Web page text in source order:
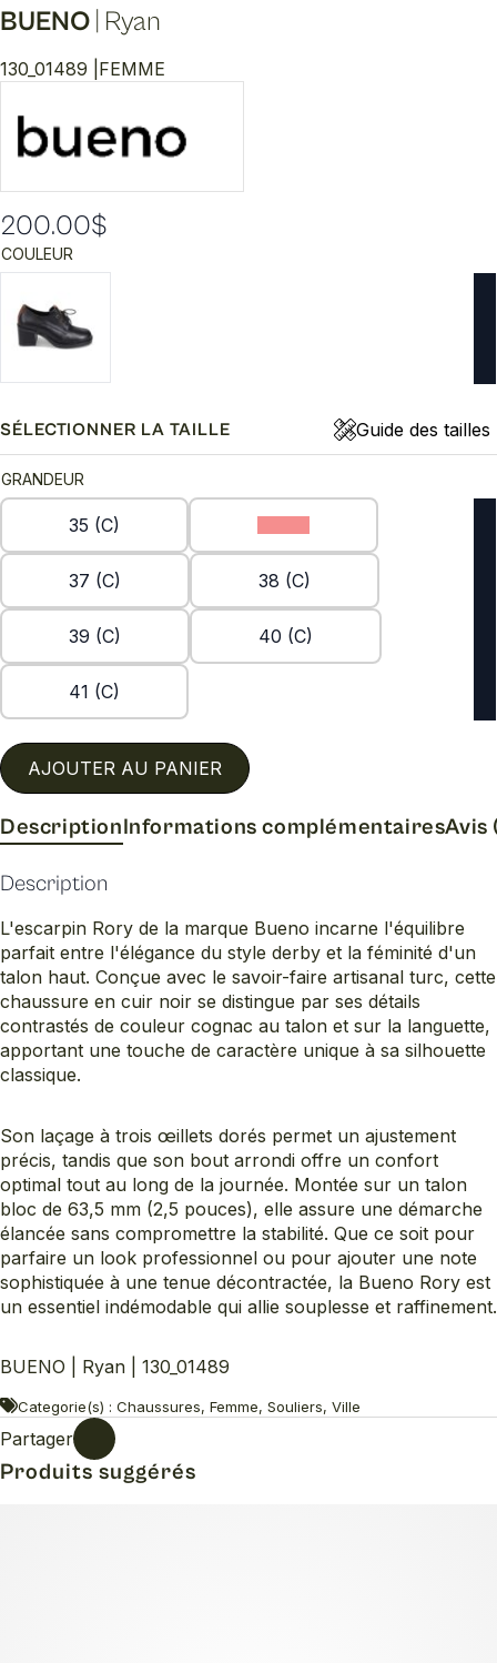
BUENO Ryan
130_01489 | FEMME
200.00$
COULEUR
SÉLECTIONNER LA TAILLE Guide des tailles
GRANDEUR
35 (C)
37 (C) 38 (C)
39 (C) 40 (C)
41 (C)
AJOUTER AU PANIER
DescriptionInformations complémentairesAvis
Description
L'escarpin Rory de la marque Bueno incarne l'équilibre
parfait entre l'élégance du style derby et la féminité d'un
talon haut. Conçue avec le savoir-faire artisanal turc, cette
chaussure en cuir noir se distingue par ses détails
contrastés de couleur cognac au talon et sur la languette,
apportant une touche de caractère unique à sa silhouette
classique.
Son laçage à trois œillets dorés permet un ajustement
précis, tandis que son bout arrondi offre un confort
optimal tout au long de la journée. Montée sur un talon
bloc de 63,5 mm (2,5 pouces), elle assure une démarche
élancée sans compromettre la stabilité. Que ce soit pour
parfaire un look professionnel ou pour ajouter une note
sophistiquée à une tenue décontractée, la Bueno Rory est
un essentiel indémodable qui allie souplesse et raffinement.
BUENO | Ryan | 130_01489
Categorie(s) : Chaussures, Femme, Souliers, Ville
Partager
Produits suggérés